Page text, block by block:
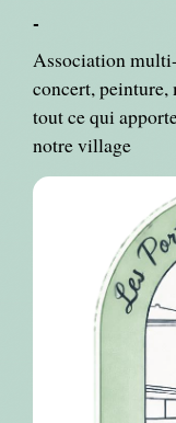
-
Association
concert, peinture,
tout ce qui
notre village